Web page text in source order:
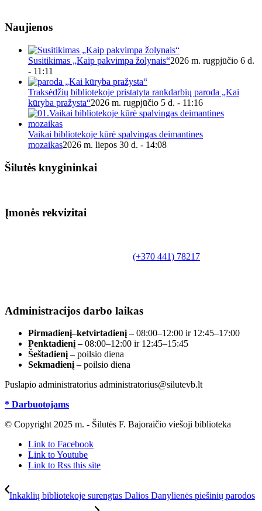
Naujienos
Susitikimas „Kaip pakvimpa žolynais“2026 m. rugpjūčio 6 d.
- 11:11
Traksėdžių bibliotekoje pristatyta rankdarbių paroda „Kai
kūryba pražysta“2026 m. rugpjūčio 5 d. - 11:16
Vaikai bibliotekoje kūrė spalvingas deimantines
mozaikas2026 m. liepos 30 d. - 14:08
Šilutės knygininkai
Įmonės rekvizitai
(+370 441) 78217
Administracijos darbo laikas
Pirmadienį–ketvirtadienį –08:00–12:00 ir 12:45–17:00
Penktadienį –08:00–12:00 ir 12:45–15:45
Šeštadienį –poilsio diena
Sekmadienį –poilsio diena
Puslapio administratorius administratorius@silutevb.lt
* Darbuotojams
© Copyright 2025 m. - Šilutės F. Bajoraičio viešoji biblioteka
Link to Facebook
Link to Youtube
Link to Rss this site
Inkaklių bibliotekoje surengtas Dalios Danylienės piešinių parodos